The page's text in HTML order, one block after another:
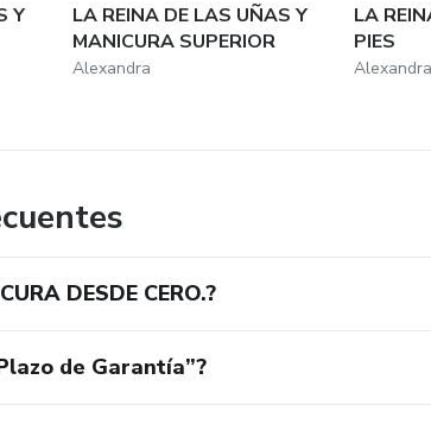
Y
LA REINA DE LAS UÑAS Y
MANICURA SUPERIOR
Alexandra
LA
PIES
Alexandra
DESDE CERO.?
de Garantía”?